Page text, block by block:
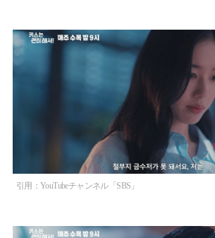
引用：YouTubeチャンネル「SBS」